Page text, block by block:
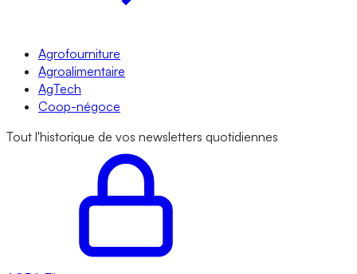
Agrofourniture
Agroalimentaire
AgTech
Coop-négoce
Tout l'historique de vos newsletters quotidiennes